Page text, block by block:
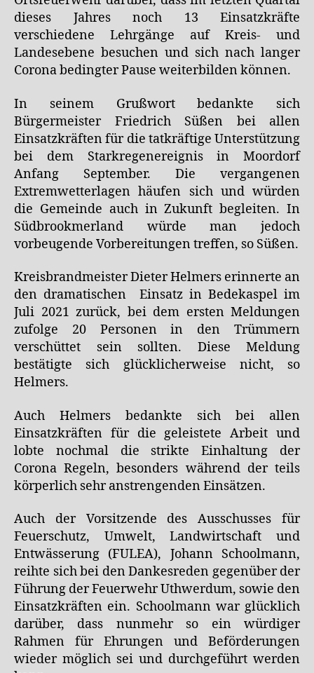
dieses Jahres noch 13 Einsatzkräfte
verschiedene Lehrgänge auf Kreis- und
Landesebene besuchen und sich nach langer
Corona bedingter Pause weiterbilden können.
In seinem Grußwort bedankte sich
Bürgermeister Friedrich Süßen bei allen
Einsatzkräften für die tatkräftige Unterstützung
bei dem Starkregenereignis in Moordorf
Anfang September. Die vergangenen
Extremwetterlagen häufen sich und würden
die Gemeinde auch in Zukunft begleiten. In
Südbrookmerland würde man jedoch
vorbeugende Vorbereitungen treffen, so Süßen.
Kreisbrandmeister Dieter Helmers erinnerte an
den dramatischen Einsatz in Bedekaspel im
Juli 2021 zurück, bei dem ersten Meldungen
zufolge 20 Personen in den Trümmern
verschüttet sein sollten. Diese Meldung
bestätigte sich glücklicherweise nicht, so
Helmers.
Auch Helmers bedankte sich bei allen
Einsatzkräften für die geleistete Arbeit und
lobte nochmal die strikte Einhaltung der
Corona Regeln, besonders während der teils
körperlich sehr anstrengenden Einsätzen.
Auch der Vorsitzende des Ausschusses für
Feuerschutz, Umwelt, Landwirtschaft und
Entwässerung (FULEA), Johann Schoolmann,
reihte sich bei den Dankesreden gegenüber der
Führung der Feuerwehr Uthwerdum, sowie den
Einsatzkräften ein. Schoolmann war glücklich
darüber, dass nunmehr so ein würdiger
Rahmen für Ehrungen und Beförderungen
wieder möglich sei und durchgeführt werden